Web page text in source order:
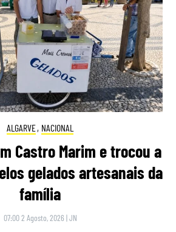
ALGARVE, NACIONAL
Castro Marim e trocou a
gelados artesanais da
família
07:00 2 Agosto, 2026 |JN